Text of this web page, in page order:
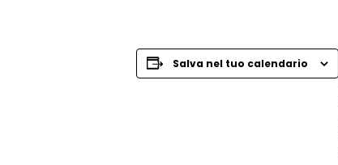
Salva nel tuo calendario